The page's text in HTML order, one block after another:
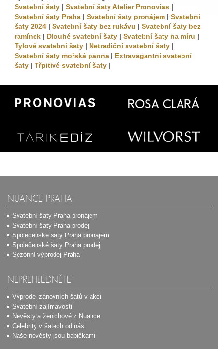
Svatební šaty | Svatební šaty Atelier Pronovias |
Svatební šaty Praha | Svatební šaty pronájem | Svatební
šaty 2024 | Svatební šaty bez rukávu | Svatební šaty bez
ramínek | Dlouhé svatební šaty | Svatební šaty na míru |
Tylové svatební šaty | Netradiční svatební šaty |
Svatební šaty mořská panna | Extravagantní svatební
šaty | Třpitivé svatební šaty |
NUANCE PRAHA
Svatební šaty Praha pronájem
Svatební šaty Praha prodej
Společenské šaty Praha pronájem
Společenské šaty Praha prodej
Sezónní výprodej Praha
NEPŘEHLÉDNĚTE
Výprodej zánovních šatů v akci
Svatební zajímavosti
Nevěsty a ženichové z Nuance
Celebrity v šatech od nás
Naše nevěsty jsou babičkami